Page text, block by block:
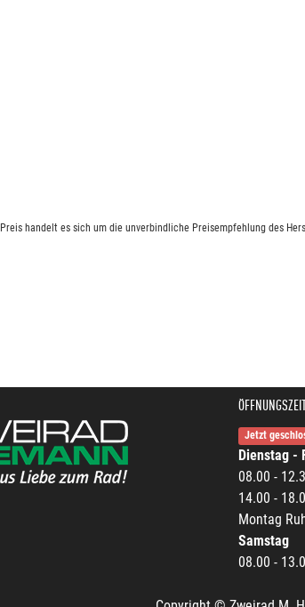
handelt es sich um die unverbindliche Preisempfehlung des
Jetzt
Dienstag -
08.00 -
14.00 -
Montag
Samstag
08.00 -